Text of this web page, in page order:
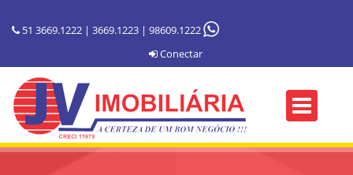
51 3669.1222 | 3669.1223 | 98609.1222
Conectar